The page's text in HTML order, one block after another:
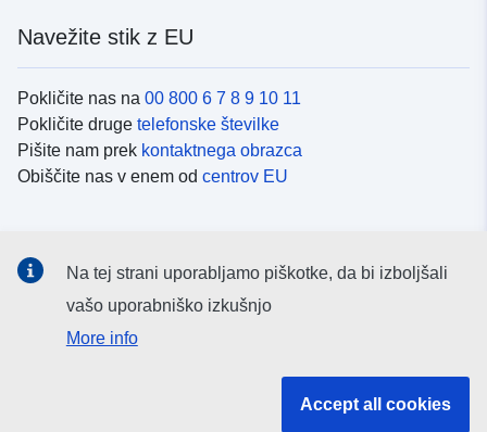
Navežite stik z EU
Pokličite nas na 00 800 6 7 8 9 10 11
Pokličite druge telefonske številke
Pišite nam prek kontaktnega obrazca
Obiščite nas v enem od centrov EU
Iskanje podružbenih medijih EU
Na tej strani uporabljamo piškotke, da bi izboljšali
vašo uporabniško izkušnjo
More info
Accept all cookies